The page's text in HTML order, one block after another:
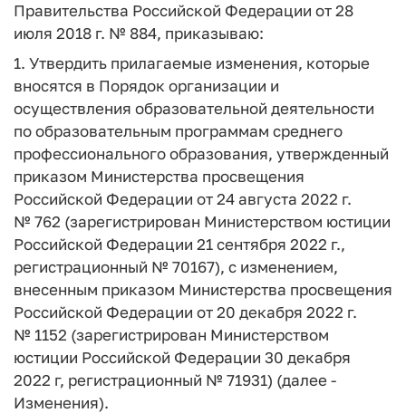
Правительства Российской Федерации от 28
июля 2018 г. № 884, приказываю:
1. Утвердить прилагаемые изменения, которые
вносятся в Порядок организации и
осуществления образовательной деятельности
по образовательным программам среднего
профессионального образования, утвержденный
приказом Министерства просвещения
Российской Федерации от 24 августа 2022 г.
№ 762 (зарегистрирован Министерством юстиции
Российской Федерации 21 сентября 2022 г.,
регистрационный № 70167), с изменением,
внесенным приказом Министерства просвещения
Российской Федерации от 20 декабря 2022 г.
№ 1152 (зарегистрирован Министерством
юстиции Российской Федерации 30 декабря
2022 г, регистрационный № 71931) (далее -
Изменения).